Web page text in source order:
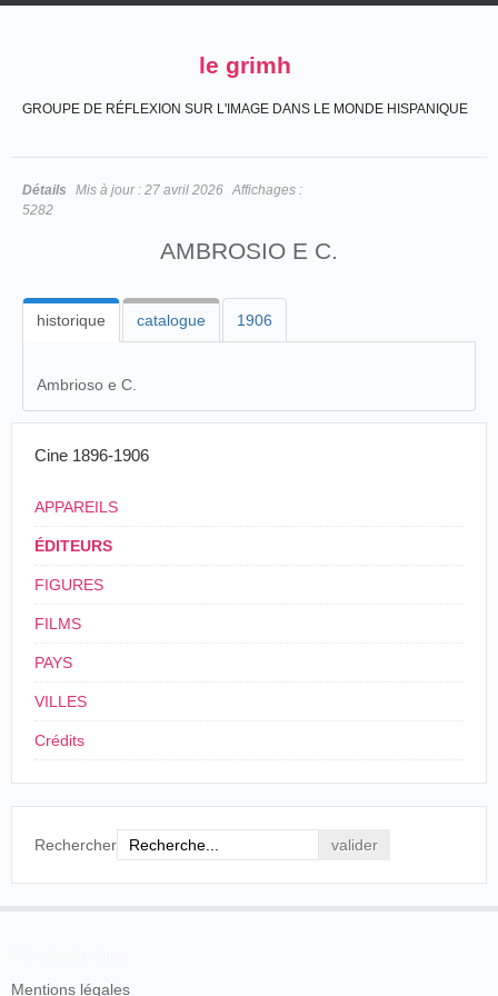
le grimh
GROUPE DE RÉFLEXION SUR L'IMAGE DANS LE MONDE HISPANIQUE
Détails Mis à jour : 27 avril 2026 Affichages :
5282
AMBROSIO E C.
historique catalogue 1906
Ambrioso e C.
Cine 1896-1906
APPAREILS
ÉDITEURS
FIGURES
FILMS
PAYS
VILLES
Crédits
Rechercher
Mentions légales